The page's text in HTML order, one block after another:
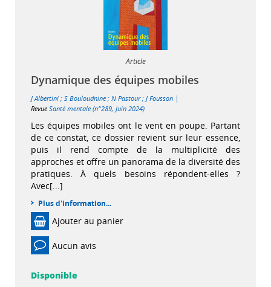
Article
Dynamique des équipes mobiles
J Albertini ; S Bouloudnine ; N Pastour; J Fousson |
Revue Santé mentale (n°289, Juin 2024)
Les équipes mobiles ont le vent en poupe. Partant
de ce constat, ce dossier revient sur leur essence,
puis il rend compte de la multiplicité des
approches et offre un panorama de la diversité des
pratiques. À quels besoins répondent-elles ?
Avec[...]
Plus d'information...
Ajouter au panier
Aucun avis
Disponible